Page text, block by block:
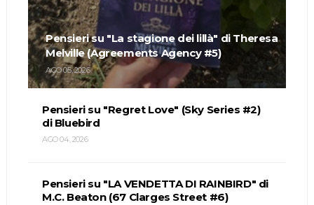
Pensieri su "La stagione dei lillà" di Theresa
Melville (Agreements Agency #5)
AGO 05, 2026
Pensieri su "Regret Love" (Sky Series #2)
di Bluebird
AGO 04, 2026
Pensieri su "LA VENDETTA DI RAINBIRD" di
M.C. Beaton (67 Clarges Street #6)